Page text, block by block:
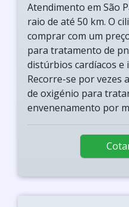
Atendimento em São
raio de até 50 km. O
comprar com um
para tratamento de
distúrbios cardíacos e
Recorre-se por vezes
de oxigénio para
envenenamento por